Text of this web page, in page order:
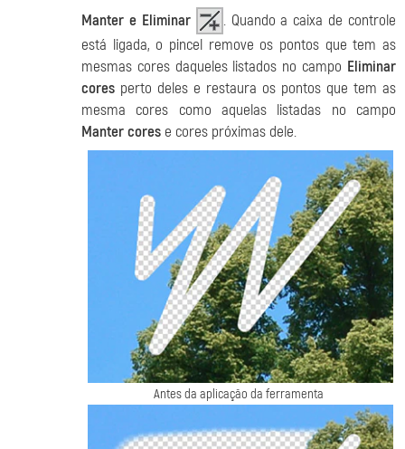
Manter e Eliminar
. Quando a caixa de controle
está ligada, o pincel remove os pontos que tem as
mesmas cores daqueles listados no campo Eliminar
cores perto deles e restaura os pontos que tem as
mesma cores como aquelas listadas no campo
Manter cores e cores próximas dele.
Antes da aplicação da ferramenta